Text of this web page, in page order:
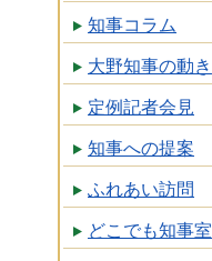
知事コラム
大野知事の動き
定例記者会見
知事への提案
ふれあい訪問
どこでも知事室